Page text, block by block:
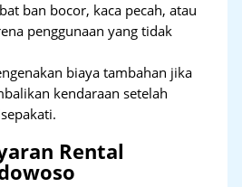
ban bocor, kaca pecah, atau
penggunaan yang tidak
biaya tambahan jika
kendaraan setelah
Rental